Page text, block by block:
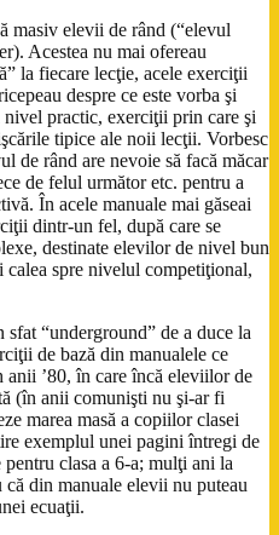
masiv elevii de rând (“elevul
Acestea nu mai ofereau
la fiecare lecţie, acele exerciţii
despre ce este vorba şi
practic, exerciţii prin care şi
tipice ale noii lecţii. Vorbesc
de rând are nevoie să facă măcar
de felul următor etc. pentru a
În acele manuale mai găseai
dintr-un fel, după care se
destinate elevilor de nivel bun
calea spre nivelul competiţional,
“underground” de a duce la
de bază din manualele ce
anii ’80, în care încă eleviilor de
(în anii comunişti nu şi-ar fi
marea masă a copiilor clasei
exemplul unei pagini întregi de
clasa a 6-a; mulţi ani la
din manuale elevii nu puteau
ecuaţii.